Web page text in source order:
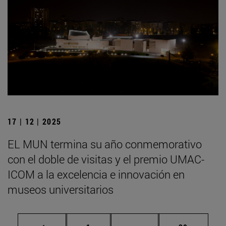
17 | 12 | 2025
EL MUN termina su año conmemorativo
con el doble de visitas y el premio UMAC-
ICOM a la excelencia e innovación en
museos universitarios